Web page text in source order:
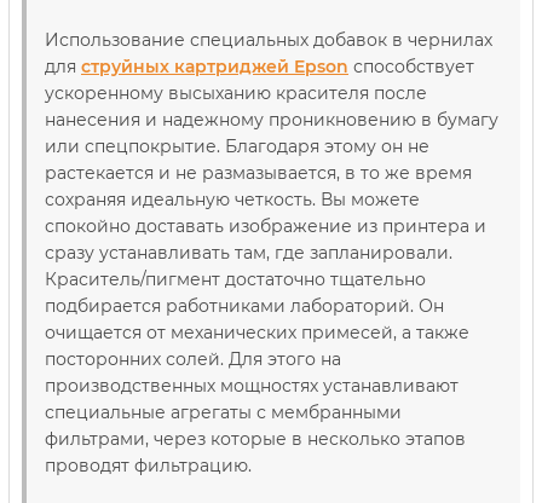
Использование специальных добавок в чернилах
для струйных картриджей Epson способствует
ускоренному высыханию красителя после
нанесения и надежному проникновению в бумагу
или спецпокрытие. Благодаря этому он не
растекается и не размазывается, в то же время
сохраняя идеальную четкость. Вы можете
спокойно доставать изображение из принтера и
сразу устанавливать там, где запланировали.
Краситель/пигмент достаточно тщательно
подбирается работниками лабораторий. Он
очищается от механических примесей, а также
посторонних солей. Для этого на
производственных мощностях устанавливают
специальные агрегаты с мембранными
фильтрами, через которые в несколько этапов
проводят фильтрацию.